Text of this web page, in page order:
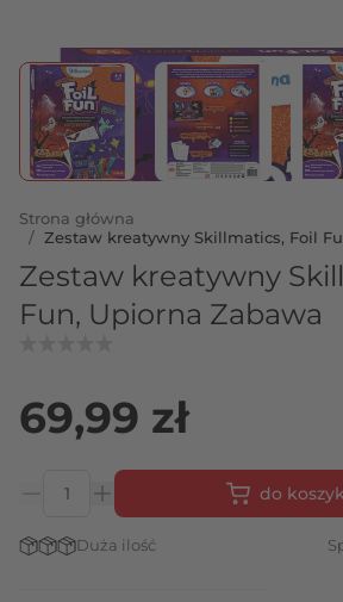
View larger imageView larger
Strona główna
/ Zestaw kreatywny Skillmatics, Foil
Zestaw kreatywny
Fun, Upiorna Zabawa
69,99 zł
do
Stan magazynowy:
Duża ilość